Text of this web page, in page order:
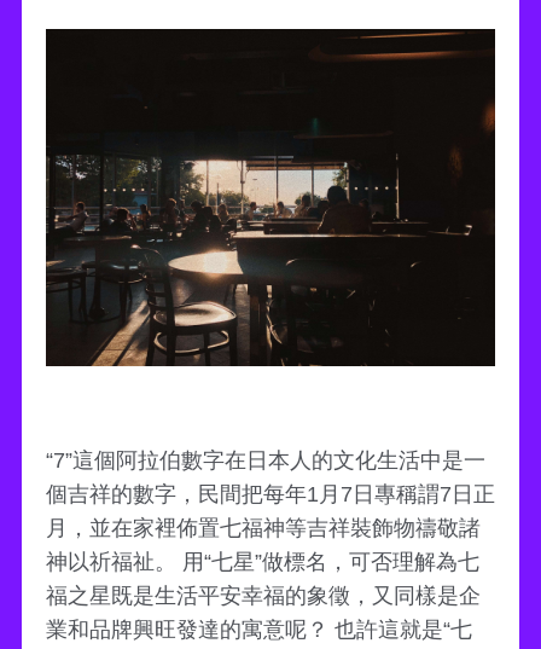
“7”這個阿拉伯數字在日本人的文化生活中是一
個吉祥的數字，民間把每年1月7日專稱謂7日正
月，並在家裡佈置七福神等吉祥裝飾物禱敬諸
神以祈福祉。 用“七星”做標名，可否理解為七
福之星既是生活平安幸福的象徵，又同樣是企
業和品牌興旺發達的寓意呢？ 也許這就是“七